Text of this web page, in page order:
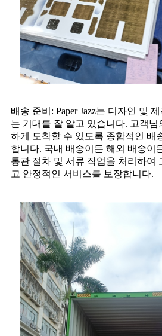
배송 준비: Paper Jazz는 디자인 및
는 기대를 잘 알고 있습니다. 고객님
하게 도착할 수 있도록 종합적인 배
합니다. 국내 배송이든 해외 배송이
통관 절차 및 서류 작업을 처리하여
고 안정적인 서비스를 보장합니다.